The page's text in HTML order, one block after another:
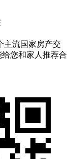
主流国家房产交
您和家人推荐合